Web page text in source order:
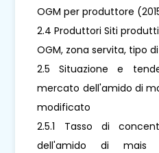
OGM per produttore
2.4 Produttori Siti
OGM, zona servita, tipo
2.5 Situazione e
mercato dell'amido di
modificato
2.5.1 Tasso di
dell'amido di mais